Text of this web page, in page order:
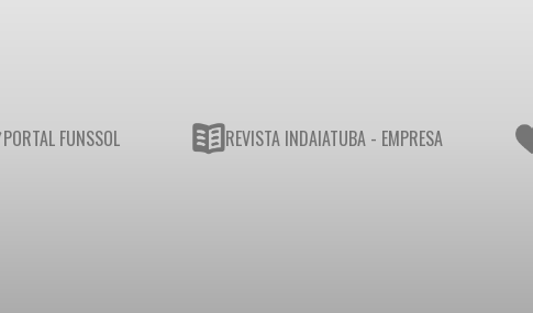
PORTAL FUNSSOL REVISTA INDAIATUBA - EMPRESA